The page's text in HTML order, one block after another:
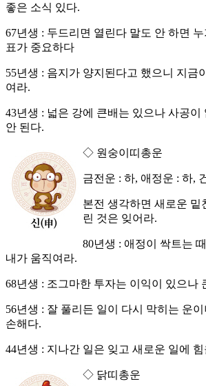
좋은 소식 있다.
67년생 : 두드리면 열린다 말도 안 하면
표가 중요하다
55년생 : 음지가 양지된다고 했으니 지금
여라.
43년생 : 넓은 강에 큰배는 있으나 사공이
안 된다.
◇ 원숭이띠총운
금전운 : 하, 애정운 : 하,
본전 생각하면 새로운 밑
린 것은 잊어라.
80년생 : 애정이 싹트는
내가 움직여라.
68년생 : 조그마한 투자는 이익이 있으나
56년생 : 잘 풀리든 일이 다시 막히는 운
손해다.
44년생 : 지나간 일은 잊고 새로운 일에
◇ 닭띠총운